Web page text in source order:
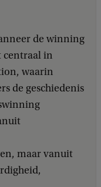
de winning
centraal in
waarin
de geschiedenis
maar vanuit